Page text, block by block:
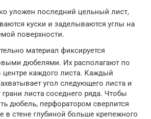
уложен последний цельный лист,
куски и заделываются углы на
поверхности.
материал фиксируется
дюбелями. Их располагают по
центре каждого листа. Каждый
угол следующего листа и
грани листа соседнего ряда. Чтобы
дюбель, перфоратором сверлится
в стене глубиной больше крепежного